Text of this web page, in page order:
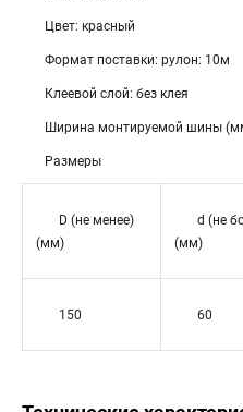
Цвет: красный
Формат поставки: рулон: 10м
Клеевой слой: без клея
Ширина монтируемой шины
Размеры
D (не менее)
(мм)
d (не
(мм)
150 60